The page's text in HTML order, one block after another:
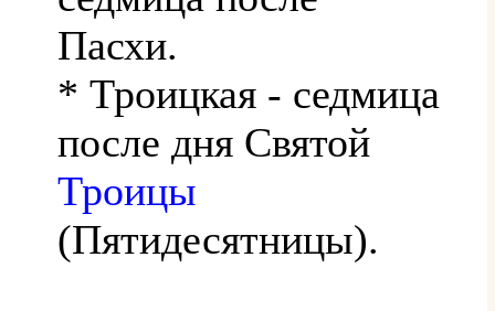
Пасхи.
* Троицкая - седмица
после дня Святой
Троицы
(Пятидесятницы).